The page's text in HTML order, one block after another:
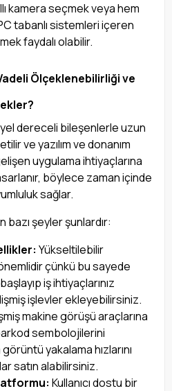
kamera seçmek veya hem
tabanlı sistemleri içeren
faydalı olabilir.
Ölçeklenebilirliği ve
dereceli bileşenlerle uzun
ve yazılım ve donanım
uygulama ihtiyaçlarına
böylece zaman içinde
sağlar.
bazı şeyler şunlardır:
Yükseltilebilir
çünkü bu sayede
iş ihtiyaçlarınız
işlevler ekleyebilirsiniz.
makine görüşü araçlarına
sembolojilerini
yakalama hızlarını
satın alabilirsiniz.
Kullanıcı dostu bir